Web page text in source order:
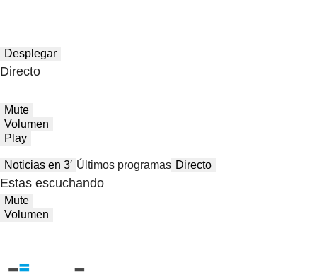
Desplegar
Directo
Mute
Volumen
Play
Noticias en 3′ Últimos programas Directo
Estas escuchando
Mute
Volumen